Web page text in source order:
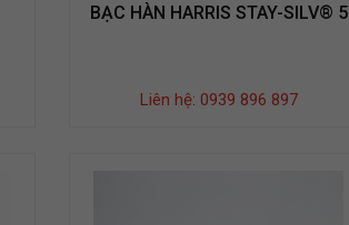
BẠC HÀN HARRIS STAY-SILV® 5
Liên hệ: 0939 896 897